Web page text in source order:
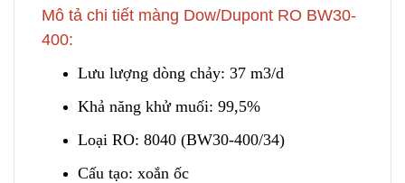
Mô tả chi tiết màng Dow/Dupont RO BW30-
400:
Lưu lượng dòng chảy: 37 m3/d
Khả năng khử muối: 99,5%
Loại RO: 8040 (BW30-400/34)
Cấu tạo: xoắn ốc